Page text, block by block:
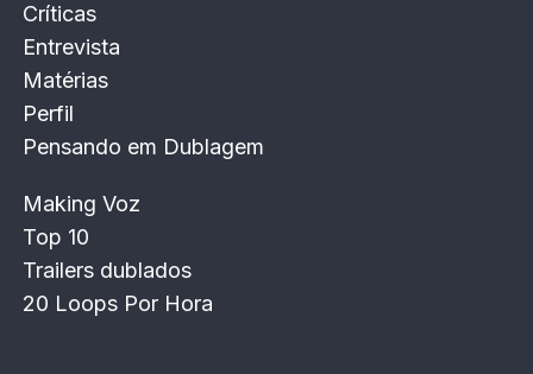
Críticas
Entrevista
Matérias
Perfil
Pensando em Dublagem
Making Voz
Top 10
Trailers dublados
20 Loops Por Hora